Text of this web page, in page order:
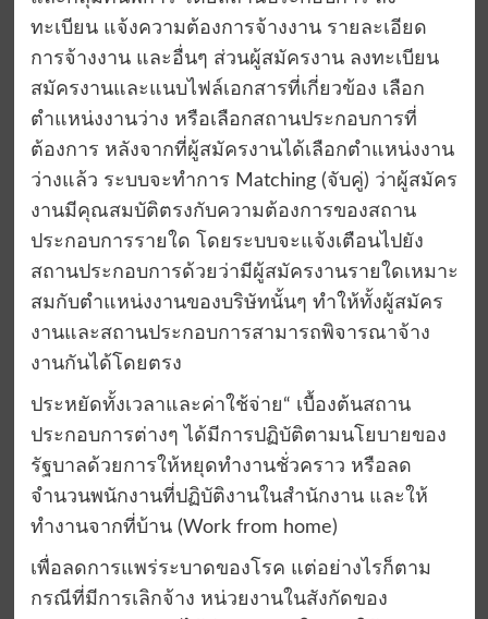
ทะเบียน แจ้งความต้องการจ้างงาน รายละเอียด
การจ้างงาน และอื่นๆ ส่วนผู้สมัครงาน ลงทะเบียน
สมัครงานและแนบไฟล์เอกสารที่เกี่ยวข้อง เลือก
ตำแหน่งงานว่าง หรือเลือกสถานประกอบการที่
ต้องการ หลังจากที่ผู้สมัครงานได้เลือกตำแหน่งงาน
ว่างแล้ว ระบบจะทำการ Matching (จับคู่) ว่าผู้สมัคร
งานมีคุณสมบัติตรงกับความต้องการของสถาน
ประกอบการรายใด โดยระบบจะแจ้งเตือนไปยัง
สถานประกอบการด้วยว่ามีผู้สมัครงานรายใดเหมาะ
สมกับตำแหน่งงานของบริษัทนั้นๆ ทำให้ทั้งผู้สมัคร
งานและสถานประกอบการสามารถพิจารณาจ้าง
งานกันได้โดยตรง
ประหยัดทั้งเวลาและค่าใช้จ่าย“ เบื้องต้นสถาน
ประกอบการต่างๆ ได้มีการปฏิบัติตามนโยบายของ
รัฐบาลด้วยการให้หยุดทำงานชั่วคราว หรือลด
จำนวนพนักงานที่ปฏิบัติงานในสำนักงาน และให้
ทำงานจากที่บ้าน (Work from home)
เพื่อลดการแพร่ระบาดของโรค แต่อย่างไรก็ตาม
กรณีที่มีการเลิกจ้าง หน่วยงานในสังกัดของ